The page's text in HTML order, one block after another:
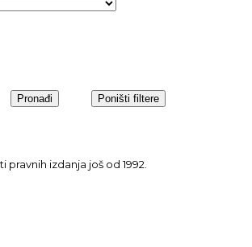
izdanja još od 1992.